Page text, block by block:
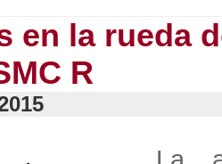
en la rueda
R